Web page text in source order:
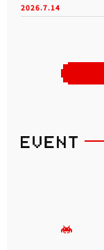
2026.7.14